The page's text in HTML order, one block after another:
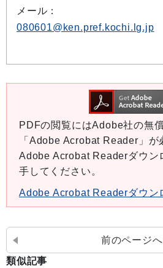
メール：
080601@ken.pref.kochi.lg.jp
PDFの閲覧にはAdobe社の無
「Adobe Acrobat Reader」が
Adobe Acrobat Readerダウン
手してください。
Adobe Acrobat Readerダウン
前のページ
類似記事